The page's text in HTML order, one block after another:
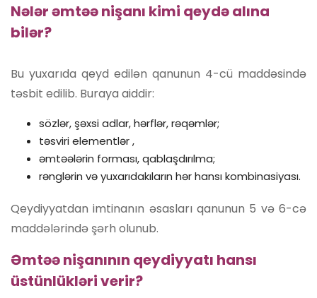
Nələr əmtəə nişanı kimi qeydə alına
bilər?
Bu yuxarıda qeyd edilən qanunun 4-cü maddəsində
təsbit edilib. Buraya aiddir:
sözlər, şəxsi adlar, hərflər, rəqəmlər;
təsviri elementlər ,
əmtəələrin forması, qablaşdırılma;
rənglərin və yuxarıdakıların hər hansı kombinasiyası.
Qeydiyyatdan imtinanın əsasları qanunun 5 və 6-cə
maddələrində şərh olunub.
Əmtəə nişanının qeydiyyatı hansı
üstünlükləri verir?